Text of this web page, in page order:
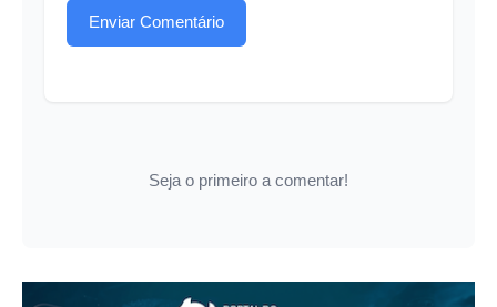
Enviar Comentário
Seja o primeiro a comentar!